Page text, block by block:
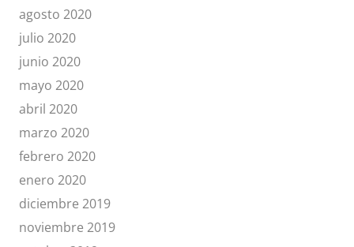
agosto 2020
julio 2020
junio 2020
mayo 2020
abril 2020
marzo 2020
febrero 2020
enero 2020
diciembre 2019
noviembre 2019